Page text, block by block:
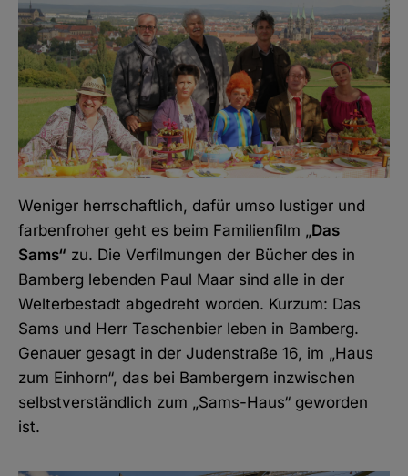
Weniger herrschaftlich, dafür umso lustiger und
farbenfroher geht es beim Familienfilm „Das
Sams“ zu. Die Verfilmungen der Bücher des in
Bamberg lebenden Paul Maar sind alle in der
Welterbestadt abgedreht worden. Kurzum: Das
Sams und Herr Taschenbier leben in Bamberg.
Genauer gesagt in der Judenstraße 16, im „Haus
zum Einhorn“, das bei Bambergern inzwischen
selbstverständlich zum „Sams-Haus“ geworden
ist.